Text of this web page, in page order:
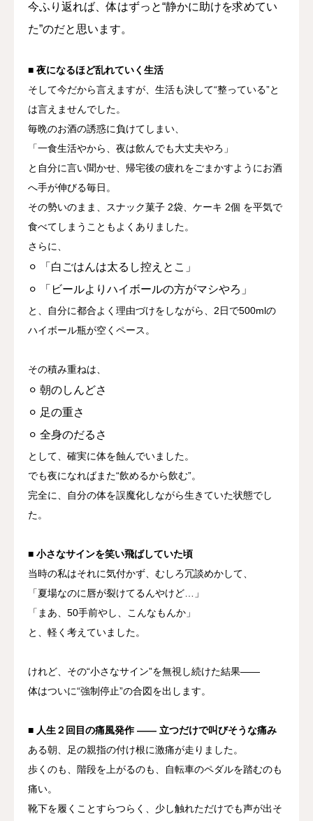
今ふり返れば、体はずっと“静かに助けを求めてい
た”のだと思います。
■ 夜になるほど乱れていく生活
そして今だから言えますが、生活も決して“整っている”と
は言えませんでした。
毎晩のお酒の誘惑に負けてしまい、
「一食生活やから、夜は飲んでも大丈夫やろ」
と自分に言い聞かせ、帰宅後の疲れをごまかすようにお酒
へ手が伸びる毎日。
その勢いのまま、
スナック菓子 2袋 、ケーキ 2個 を平気で
食べてしまうこともよくありました。
さらに、
⚪︎ 「白ごはんは太るし控えとこ」
⚪︎ 「ビールよりハイボールの方がマシやろ」
と、自分に都合よく理由づけをしながら、 2日で500mlの
ハイボール瓶が空くペース。
その積み重ねは、
⚪︎ 朝のしんどさ
⚪︎ 足の重さ
⚪︎ 全身のだるさ
として、確実に体を蝕んでいました。
でも夜になればまた“飲めるから飲む”。
完全に、
自分の体を誤魔化しながら生きていた状態でし
た。
■ 小さなサインを笑い飛ばしていた頃
当時の私はそれに気付かず、むしろ冗談めかして、
「夏場なのに唇が裂けてるんやけど…」
「まあ、50手前やし、こんなもんか」
と、軽く考えていました。
けれど、その“小さなサイン”を無視し続けた結果——
体はついに“強制停止”の合図を出します。
■ 人生２回目の痛風発作 —— 立つだけで叫びそうな痛み
ある朝、足の親指の付け根に激痛が走りました。
歩くのも、階段を上がるのも、自転車のペダルを踏むのも
痛い。
靴下を履くことすらつらく、少し触れただけでも声が出そ